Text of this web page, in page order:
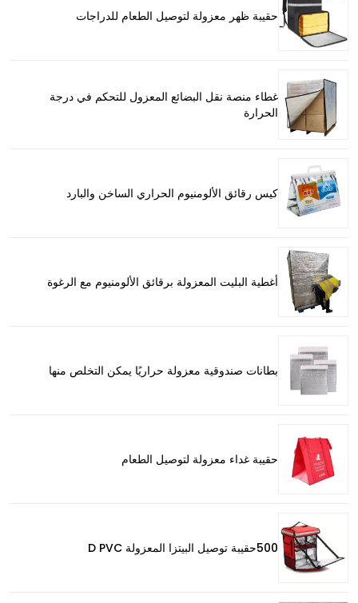
حقيبة ظهر معزولة لتوصيل الطعام للدراجات
غطاء منصة نقل البضائع المعزول للتحكم في درجة
الحرارة
كيس رقائق الألومنيوم الحراري الساخن والبارد
أغطية البليت المعزولة برقائق الألومنيوم مع الرغوة
بطانات صندوقية معزولة حراريًا يمكن التخلص منها
حقيبة غداء معزولة لتوصيل الطعام
500حقيبة توصيل البيتزا المعزولة D PVC